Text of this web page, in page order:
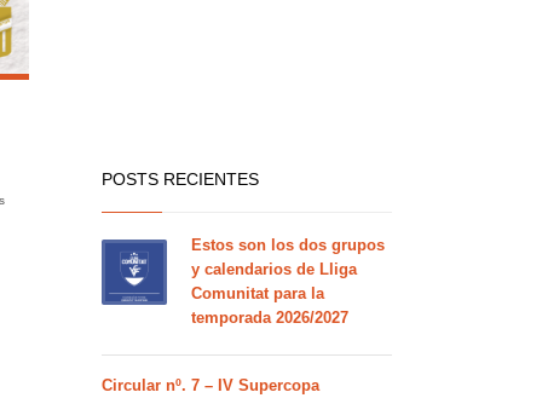
POSTS RECIENTES
Estos son los dos grupos
y calendarios de Lliga
Comunitat para la
temporada 2026/2027
Circular nº. 7 – IV Supercopa